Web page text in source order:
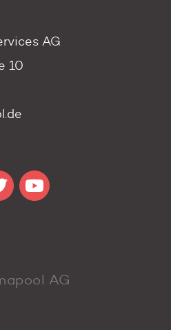
AG
10
AG